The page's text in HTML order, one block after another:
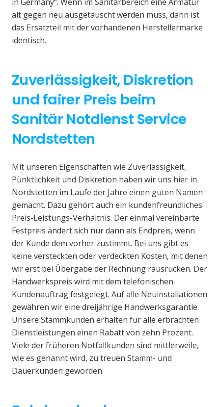
alt gegen neu ausgetauscht werden muss, dann ist
das Ersatzteil mit der vorhandenen Herstellermarke
identisch.
Zuverlässigkeit, Diskretion
und fairer Preis beim
Sanitär Notdienst Service
Nordstetten
Mit unseren Eigenschaften wie Zuverlässigkeit,
Pünktlichkeit und Diskretion haben wir uns hier in
Nordstetten im Laufe der Jahre einen guten Namen
gemacht. Dazu gehört auch ein kundenfreundliches
Preis-Leistungs-Verhältnis. Der einmal vereinbarte
Festpreis ändert sich nur dann als Endpreis, wenn
der Kunde dem vorher zustimmt. Bei uns gibt es
keine versteckten oder verdeckten Kosten, mit denen
wir erst bei Übergabe der Rechnung rausrücken. Der
Handwerkspreis wird mit dem telefonischen
Kundenauftrag festgelegt. Auf alle Neuinstallationen
gewähren wir eine dreijährige Handwerksgarantie.
Unsere Stammkunden erhalten für alle erbrachten
Dienstleistungen einen Rabatt von zehn Prozent.
Viele der früheren Notfallkunden sind mittlerweile,
wie es genannt wird, zu treuen Stamm- und
Dauerkunden geworden.